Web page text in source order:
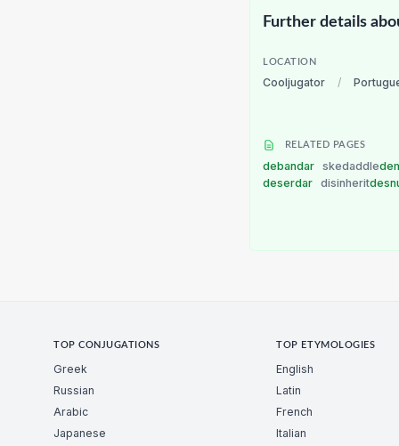
Further details
LOCATION
Cooljugator /
RELATED PAGES
debandar skedaddle
deserdar disinherit
TOP CONJUGATIONS
Greek
Russian
Arabic
Japanese
TOP ETYMOLOGIES
English
Latin
French
Italian